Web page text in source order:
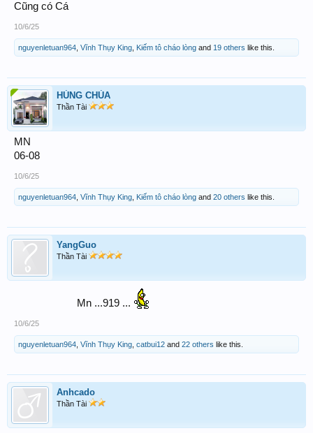
Cũng có Cá
10/6/25
nguyenletuan964 Vĩnh Thụy King Kiếm tô cháo lòng and 19 others like this.
HÙNG CHÙA
Thần Tài
MN
06-08
10/6/25
nguyenletuan964 Vĩnh Thụy King Kiếm tô cháo lòng and 20 others like this.
YangGuo
Thần Tài
Mn ...919 ...
10/6/25
nguyenletuan964 Vĩnh Thụy King catbui12 and 22 others like this.
Anhcado
Thần Tài